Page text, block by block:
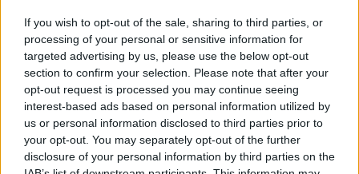
If you wish to opt-out of the sale, sharing to third parties, or
processing of your personal or sensitive information for
targeted advertising by us, please use the below opt-out
section to confirm your selection. Please note that after your
opt-out request is processed you may continue seeing
interest-based ads based on personal information utilized by
us or personal information disclosed to third parties prior to
your opt-out. You may separately opt-out of the further
disclosure of your personal information by third parties on the
Αδιανόητη καταγγελία για τουρίστα στην Κρήτη:
Έδειχνε ανήλικη και ρωτούσε «πόσο;»
07.08.2026